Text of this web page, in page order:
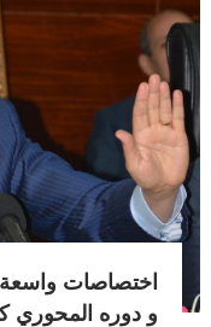
اختصاصات واسعة
و دوره المحوري